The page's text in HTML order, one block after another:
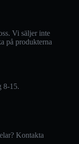
Vi säljer inte
på produkterna
8-15.
Kontakta